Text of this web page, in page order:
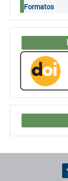
Formatos